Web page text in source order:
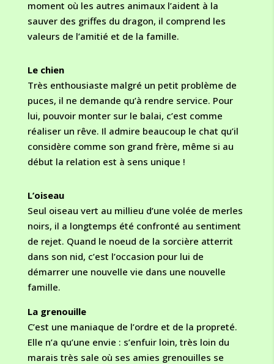
moment où les autres animaux l’aident à la
sauver des griffes du dragon, il comprend les
valeurs de l’amitié et de la famille.
Le chien
Très enthousiaste malgré un petit problème de
puces, il ne demande qu’à rendre service. Pour
lui, pouvoir monter sur le balai, c’est comme
réaliser un rêve. Il admire beaucoup le chat qu’il
considère comme son grand frère, même si au
début la relation est à sens unique !
L’oiseau
Seul oiseau vert au millieu d’une volée de merles
noirs, il a longtemps été confronté au sentiment
de rejet. Quand le noeud de la sorcière atterrit
dans son nid, c’est l’occasion pour lui de
démarrer une nouvelle vie dans une nouvelle
famille.
La grenouille
C’est une maniaque de l’ordre et de la propreté.
Elle n’a qu’une envie : s’enfuir loin, très loin du
marais très sale où ses amies grenouilles se